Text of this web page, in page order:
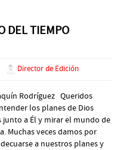
DEL TIEMPO
Director de Edición
Rodríguez Queridos
los planes de Dios
junto a Él y mirar el mundo de
Muchas veces damos por
a nuestros planes y